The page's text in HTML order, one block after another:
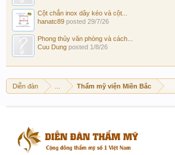
Cột chắn inox dây kéo và cột...
hanatc89 posted 29/7/26
Phong thủy văn phòng và cách...
Cuu Dung posted 1/8/26
Diễn đàn Thẩm mỹ viện Miền Bắc